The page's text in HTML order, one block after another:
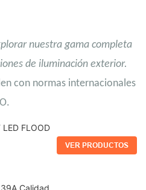
nuestra gama completa
de iluminación exterior.
con normas internacionales
LED FLOOD
VER PRODUCTOS